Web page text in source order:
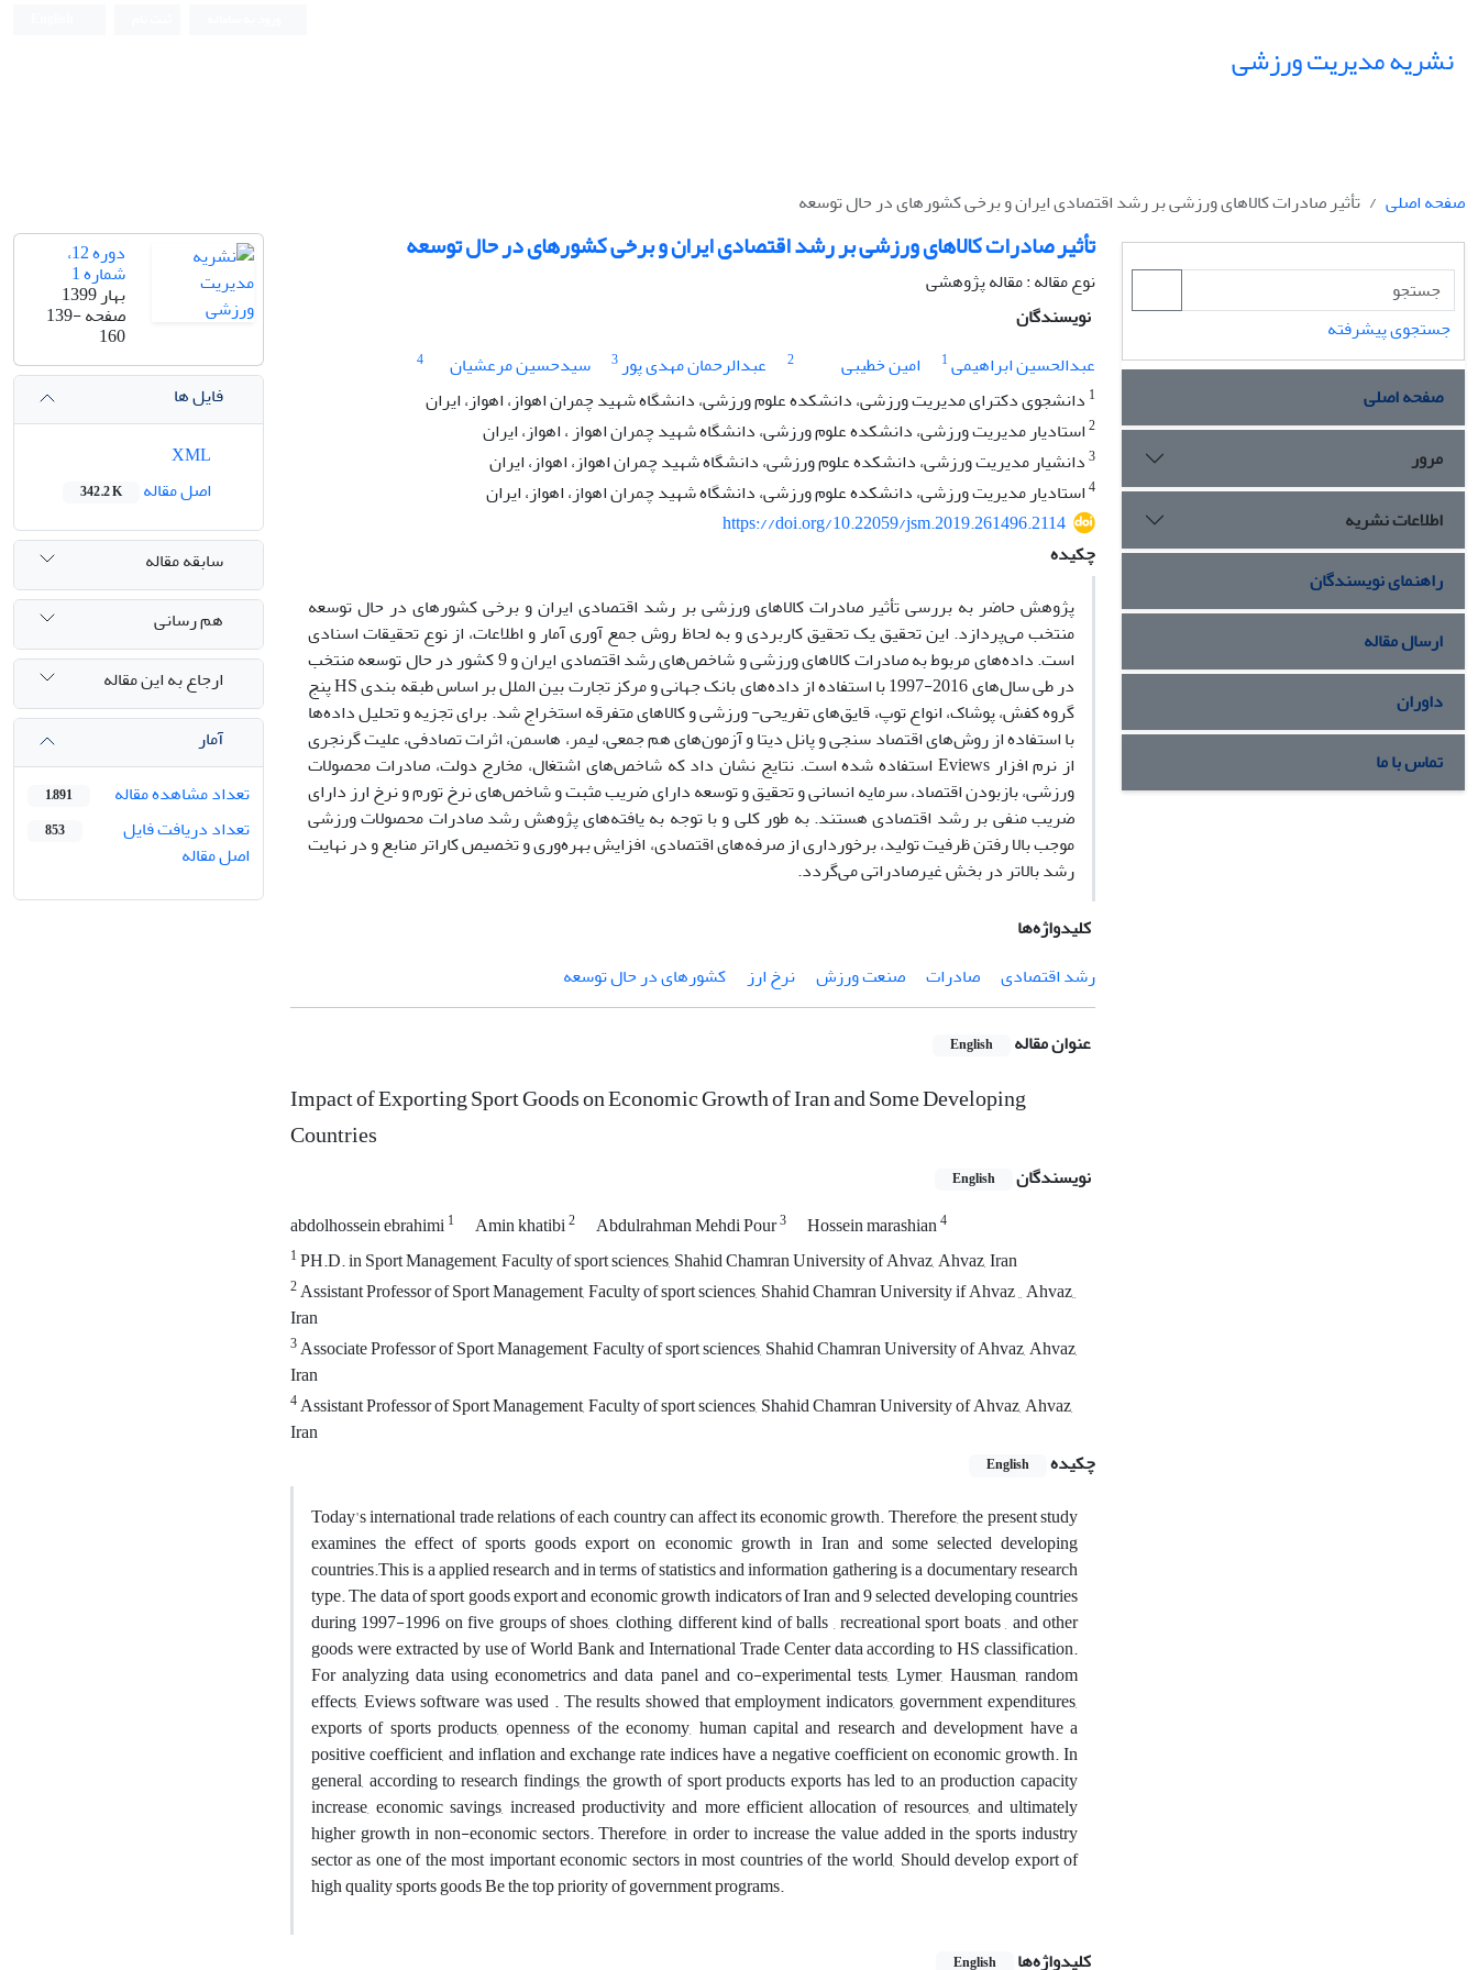
نشریه مدیریت ورزشی
صفحه اصلی تأثیر صادرات کالاهای ورزشی بر رشد اقتصادی ایران و برخی کشورهای در حال توسعه
تأثیر صادرات کالاهای ورزشی بر رشد اقتصادی ایران و برخی کشورهای در حال توسعه
نوع مقاله : مقاله پژوهشی
نویسندگان
عبدالحسین ابراهیمی1 امین خطیبی 2 عبدالرحمان مهدی پور3 سیدحسین مرعشیان
4
1 دانشجوی دکترای مدیریت ورزشی، دانشکده علوم ورزشی، دانشگاه شهید چمران اهواز، اهواز، ایران
2استادیار مدیریت ورزشی، دانشکده علوم ورزشی، دانشگاه شهید چمران اهواز ، اهواز، ایران
3دانشیار مدیریت ورزشی، دانشکده علوم ورزشی، دانشگاه شهید چمران اهواز، اهواز، ایران
4استادیار مدیریت ورزشی، دانشکده علوم ورزشی، دانشگاه شهید چمران اهواز، اهواز، ایران
https://doi.org/10.22059/jsm.2019.261496.2114
چکیده
پژوهش حاضر به بررسی تأثیر صادرات کالاهای ورزشی بر رشد اقتصادی ایران و برخی کشورهای در حال توسعه
منتخب می‌پردازد. این تحقیق یک تحقیق کاربردی و به لحاظ روش جمع آوری آمار و اطلاعات، از نوع تحقیقات اسنادی
است. داده‌های مربوط به صادرات کالاهای ورزشی و شاخص‌های رشد اقتصادی ایران و 9 کشور در حال توسعه منتخب
در طی سال‌های 2016-1997 با استفاده از داده‌های بانک جهانی و مرکز تجارت بین الملل بر اساس طبقه بندی HS پنج
گروه کفش، پوشاک، انواع توپ، قایق‌های تفریحی- ورزشی و کالاهای متفرقه استخراج شد. برای تجزیه و تحلیل داده‌ها
با استفاده از روش‌های اقتصاد سنجی و پانل دیتا و آزمون‌های هم جمعی، لیمر، هاسمن، اثرات تصادفی، علیت گرنجری
از نرم افزار Eviews استفاده شده است. نتایج نشان داد که شاخص‌های اشتغال، مخارج دولت، صادرات محصولات
ورزشی، بازبودن اقتصاد، سرمایه انسانی و تحقیق و توسعه دارای ضریب مثبت و شاخص‌های نرخ تورم و نرخ ارز دارای
ضریب منفی بر رشد اقتصادی هستند. به طور کلی و با توجه به یافته‌های پژوهش رشد صادرات محصولات ورزشی
موجب بالا رفتن ظرفیت تولید، برخورداری از صرفه‌های اقتصادی، افزایش بهره‌وری و تخصیص کاراتر منابع و در نهایت
رشد بالاتر در بخش غیر‌صادراتی می‌گردد.
کلیدواژه‌ها
رشد اقتصادی
صادرات صنعت ورزش نرخ ارز کشورهای در حال توسعه
عنوان مقاله English
Impact of Exporting Sport Goods on Economic Growth of Iran and Some Developing
Countries
نویسندگان English
abdolhossein ebrahimi1 Amin khatibi2 Abdulrahman Mehdi Pour3 Hossein marashian4
1PH.D. in Sport Management, Faculty of sport sciences, Shahid Chamran University of Ahvaz, Ahvaz, Iran
2Assistant Professor of Sport Management, Faculty of sport sciences, Shahid Chamran University if Ahvaz ,, Ahvaz,,
Iran
3Associate Professor of Sport Management, Faculty of sport sciences, Shahid Chamran University of Ahvaz, Ahvaz,
Iran
4Assistant Professor of Sport Management, Faculty of sport sciences, Shahid Chamran University of Ahvaz, Ahvaz,
Iran
چکیده
English
Today's international trade relations of each country can affect its economic growth. Therefore, the present study
examines the effect of sports goods export on economic growth in Iran and some selected developing
countries.This is a applied research and in terms of statistics and information gathering is a documentary research
type. The data of sport goods export and economic growth indicators of Iran and 9 selected developing countries
during 1997-1996 on five groups of shoes, clothing, different kind of balls , recreational sport boats , and other
goods were extracted by use of World Bank and International Trade Center data according to HS classification.
For analyzing data using econometrics and data panel and co-experimental tests, Lymer, Hausman, random
effects, Eviews software was used . The results showed that employment indicators, government expenditures,
exports of sports products, openness of the economy, human capital and research and development have a
positive coefficient, and inflation and exchange rate indices have a negative coefficient on economic growth. In
general, according to research findings, the growth of sport products exports has led to an production capacity
increase, economic savings, increased productivity and more efficient allocation of resources, and ultimately
higher growth in non-economic sectors. Therefore, in order to increase the value added in the sports industry
sector as one of the most important economic sectors in most countries of the world, Should develop export of
high quality sports goods Be the top priority of government programs.
کلیدواژه‌ها English
دوره 12،
شماره 1
بهار 1399
صفحه139-
160
فایل ها
اصل مقاله
342.2 K
سابقه مقاله
هم رسانی
ارجاع به این مقاله
آمار
تعداد مشاهده مقاله
1,891
تعداد دریافت فایل
اصل مقاله
853
جستجوی پیشرفته
صفحه اصلی
مرور
اطلاعات نشریه
راهنمای نویسندگان
ارسال مقاله
داوران
تماس با ما